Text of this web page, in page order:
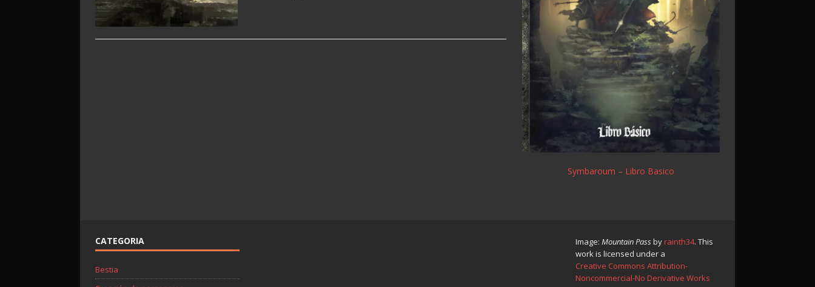
Symbaroum – Libro Basico
CATEGORIA
Bestia
Image: Mountain Passbyrainth34. This
work is licensed under a
Creative Commons Attribution-
Noncommercial-No Derivative Works